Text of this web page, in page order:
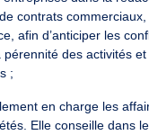
contrats
afin d’anticiper les
pérennité des activités
;
en charge les
Elle conseille dans